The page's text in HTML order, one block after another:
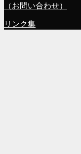
（お問い合わせ）
リンク集